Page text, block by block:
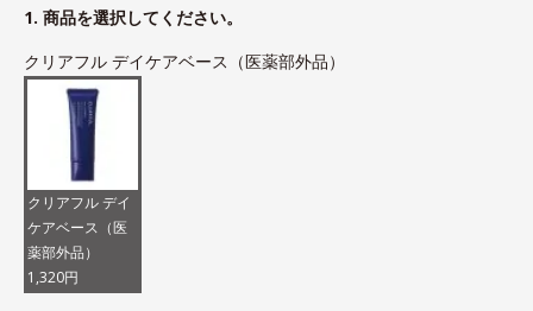
1. 商品を選択してください。
クリアフル デイケアベース（医薬部外品）
クリアフル デイ
ケアベース（医
薬部外品）
1,320円